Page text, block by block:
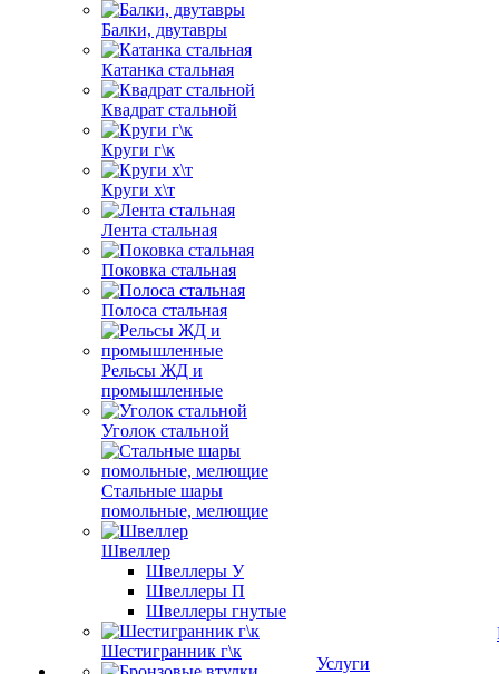
Балки, двутавры
Катанка стальная
Квадрат стальной
Круги г\к
Круги х\т
Лента стальная
Поковка стальная
Полоса стальная
Рельсы ЖД и
промышленные
Уголок стальной
Стальные шары
помольные, мелющие
Швеллер
Швеллеры У
Швеллеры П
Швеллеры гнутые
Шестигранник г\к
Услуги